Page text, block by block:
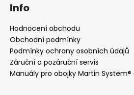
Info
Hodnocení obchodu
Obchodní podmínky
Podmínky ochrany osobních údajů
Záruční a pozáruční servis
Manuály pro obojky Martin